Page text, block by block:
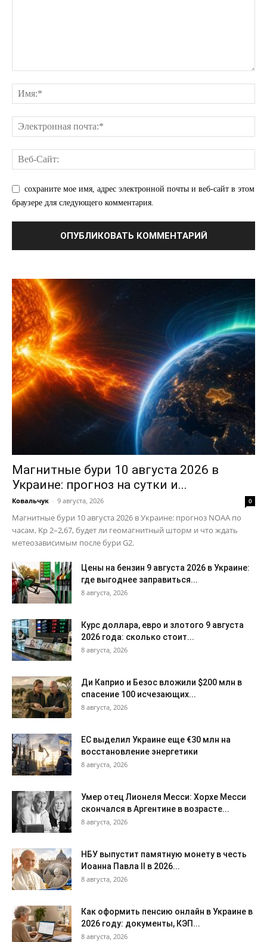
сохраните мое имя, адрес электронной почты и веб-сайт в этом
браузере для следующего комментария.
Магнитные бури 10 августа 2026 в
Украине: прогноз на сутки и...
Ковальчук - 9 августа, 2026 0
Магнитные бури 10 августа 2026 в Украине: прогноз NOAA по
часам, Kp 2–2,67, будет ли геомагнитный шторм и что ждать
метеозависимым после бури G2.
Цены на бензин 9 августа 2026 в Украине:
где выгоднее заправиться...
8 августа, 2026
Курс доллара, евро и злотого 9 августа
2026 года: сколько стоит...
8 августа, 2026
Ди Каприо и Безос вложили $200 млн в
спасение 100 исчезающих...
8 августа, 2026
ЕС выделил Украине еще €30 млн на
восстановление энергетики
8 августа, 2026
Умер отец Лионеля Месси: Хорхе Месси
скончался в Аргентине в возрасте...
8 августа, 2026
НБУ выпустит памятную монету в честь
Иоанна Павла II в 2026...
8 августа, 2026
Как оформить пенсию онлайн в Украине в
2026 году: документы, КЭП...
8 августа, 2026